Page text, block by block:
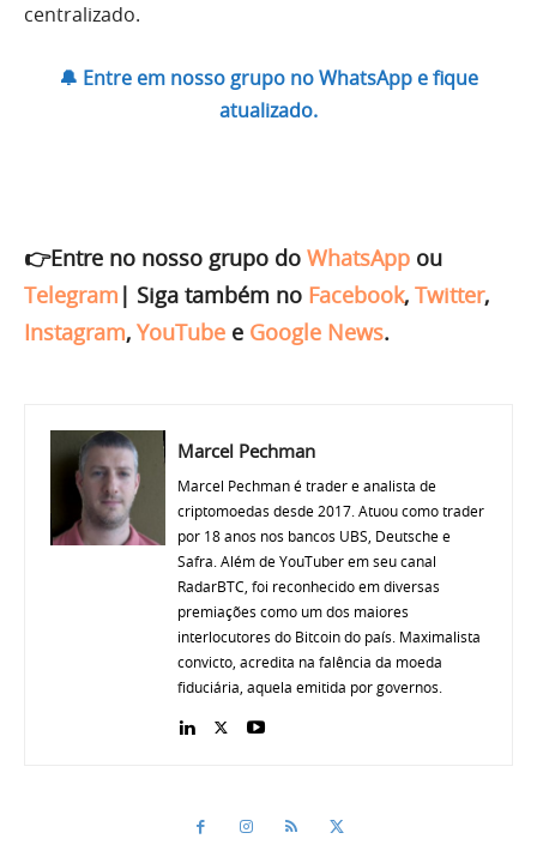
centralizado.
🔔 Entre em nosso grupo no WhatsApp e fique
atualizado.
👉Entre no nosso grupo do WhatsApp ou
Telegram | Siga também no Facebook, Twitter,
Instagram, YouTube e Google News.
Marcel Pechman
Marcel Pechman é trader e analista de
criptomoedas desde 2017. Atuou como trader
por 18 anos nos bancos UBS, Deutsche e
Safra. Além de YouTuber em seu canal
RadarBTC, foi reconhecido em diversas
premiações como um dos maiores
interlocutores do Bitcoin do país. Maximalista
convicto, acredita na falência da moeda
fiduciária, aquela emitida por governos.